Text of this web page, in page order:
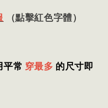
（點擊紅色字體）
常 穿最多 的尺寸即